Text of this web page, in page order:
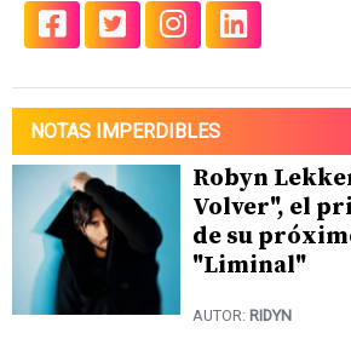
NOTAS IMPERDIBLES
Robyn
Volver", el
de su
"Liminal"
AUTOR: RIDYN